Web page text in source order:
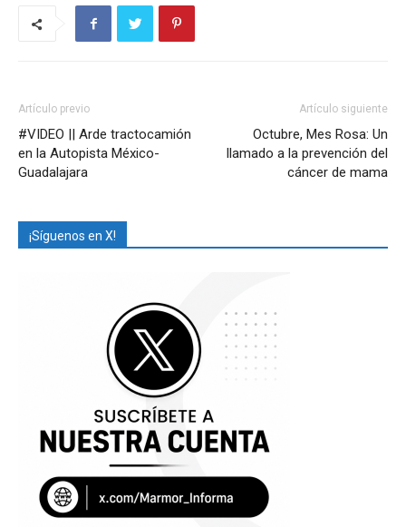
Artículo previo
#VIDEO || Arde tractocamión
en la Autopista México-
Guadalajara
Artículo siguiente
Octubre, Mes Rosa: Un
llamado a la prevención del
cáncer de mama
¡Síguenos en X!